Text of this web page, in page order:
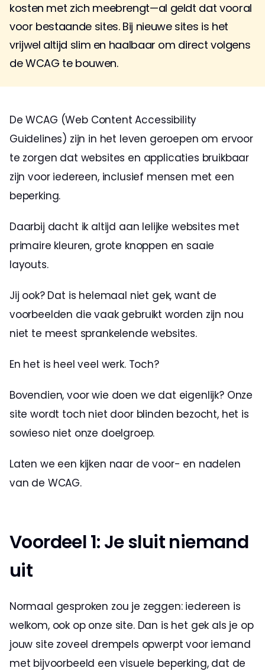
kosten met zich meebrengt—al geldt dat vooral
voor bestaande sites. Bij nieuwe sites is het
vrijwel altijd slim en haalbaar om direct volgens
de WCAG te bouwen.
De WCAG (Web Content Accessibility
Guidelines) zijn in het leven geroepen om ervoor
te zorgen dat websites en applicaties bruikbaar
zijn voor iedereen, inclusief mensen met een
beperking.
Daarbij dacht ik altijd aan lelijke websites met
primaire kleuren, grote knoppen en saaie
layouts.
Jij ook? Dat is helemaal niet gek, want de
voorbeelden die vaak gebruikt worden zijn nou
niet te meest sprankelende websites.
En het is heel veel werk. Toch?
Bovendien, voor wie doen we dat eigenlijk? Onze
site wordt toch niet door blinden bezocht, het is
sowieso niet onze doelgroep.
Laten we een kijken naar de voor- en nadelen
van de WCAG.
Voordeel 1: Je sluit niemand
uit
Normaal gesproken zou je zeggen: iedereen is
welkom, ook op onze site. Dan is het gek als je op
jouw site zoveel drempels opwerpt voor iemand
met bijvoorbeeld een visuele beperking, dat de